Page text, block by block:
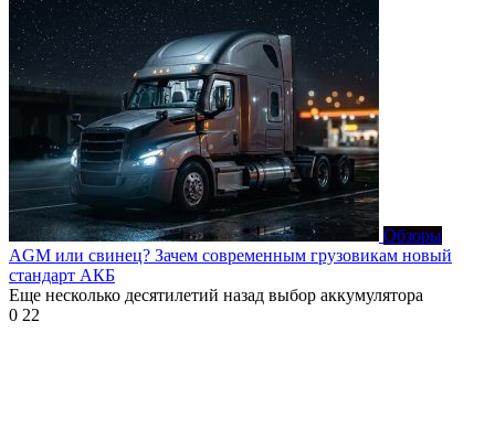
Обзоры
AGM или свинец? Зачем современным грузовикам новый
стандарт АКБ
Еще несколько десятилетий назад выбор аккумулятора
0 22